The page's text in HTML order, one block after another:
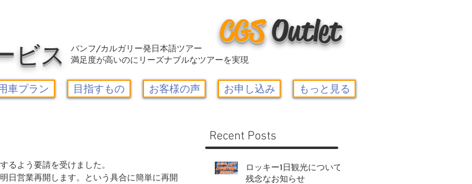
ビス
CGSOutlet
バンフ/カルガリー発日本語ツアー
満足度が高いのにリーズナブルなツアーを実現
車プラン 目指すもの お客様の声 お申し込み もっと見る
るよう要請を受けました。
日営業再開します。という具合に簡単に再開
Recent Posts
ロッキー1日観光について-
残念なお知らせ